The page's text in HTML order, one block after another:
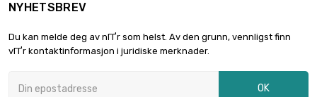
diameter : 10mm
€ 9.12 
lengde : 0.3 Meter
NYHETSBREV
Du kan melde deg av nГҐr som helst. Av den grunn, vennligst finn
vГҐr kontaktinformasjon i juridiske merknader.
OK